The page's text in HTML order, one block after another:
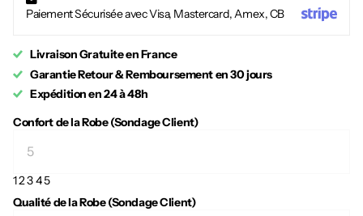
Paiement Sécurisée avec Visa, Mastercard, Amex, CB
Livraison Gratuite en France
Garantie Retour & Remboursement en 30 jours
Expédition en 24 à 48h
Confort de la Robe (Sondage Client)
12345
Qualité de la Robe (Sondage Client)